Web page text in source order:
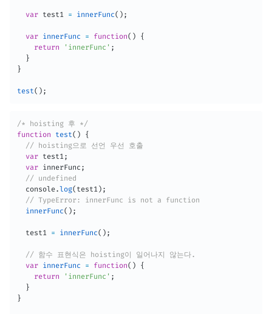
var test1 = innerFunc( ) ;
var innerFunc = function( )
{
return
'innerFunc' ;
}
}
test( ) ;
/* hoisting 후 */
function
test( )
{
// hoisting으로 선언 우선 호출
var test1 ;
var innerFunc ;
// undefined
  console
.log( test1 ) ;
// TypeError: innerFunc is not a function
innerFunc( ) ;
  test1
= innerFunc( ) ;
// 함수 표현식은 hoisting이 일어나지 않는다.
var innerFunc = function( )
{
return
'innerFunc' ;
}
}